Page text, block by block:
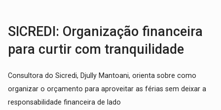
SICREDI: Organização financeira
para curtir com tranquilidade
Consultora do Sicredi, Djully Mantoani, orienta sobre como
organizar o orçamento para aproveitar as férias sem deixar a
responsabilidade financeira de lado